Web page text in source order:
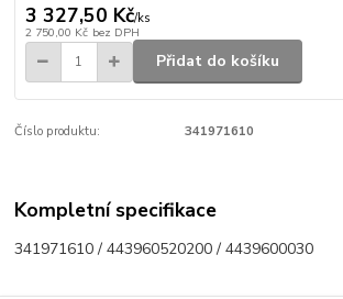
3 327,50 Kč/ks
2 750,00 Kč bez DPH
Přidat do košíku
Číslo produktu: 341971610
Kompletní specifikace
341971610 / 443960520200 / 4439600030